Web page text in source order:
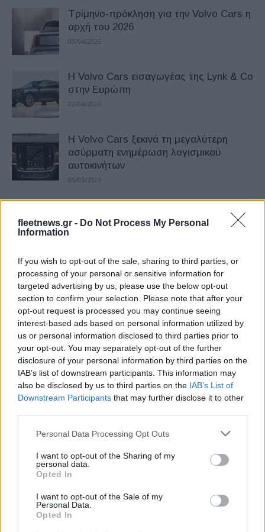
fleetnews.gr - Do Not Process My Personal
Information
If you wish to opt-out of the sale, sharing to third parties, or
processing of your personal or sensitive information for
targeted advertising by us, please use the below opt-out
section to confirm your selection. Please note that after your
opt-out request is processed you may continue seeing
interest-based ads based on personal information utilized by
us or personal information disclosed to third parties prior to
your opt-out. You may separately opt-out of the further
disclosure of your personal information by third parties on the
IAB’s list of downstream participants. This information may
also be disclosed by us to third parties on the IAB’s List of
Downstream Participants that may further disclose it to other
Please note that this website/app uses one or more Google
not limited to your visit or usage behaviour. You may click to
grant or deny consent to Google and its third-party tags to
use your data for below specified purposes in below Google
consent section.
Personal Data Processing Opt Outs
I want to opt-out of the Sharing of my
personal data.
Opted In
I want to opt-out of the Sale of my
Personal Data.
Opted In
Τρίμηνο-πρόκληση για την Volvo Cars η
αρχή του 2026
09/04/2026
Η Volvo Cars εισαγωγέας της Lynk & Co
στην Ευρώπη
02/04/2026
Η Volvo Cars ξεκινά τη μεγαλύτερη
ασύρματη ενημέρωση λογισμικού
αυτοκινήτων
05/03/2026
Volvo Cars: Θετικό πρόσημο πωλήσεων
τον Δεκέμβριο, αλλά στο -7% το 2025
12/01/2026
Volvo Cars Hellas – Αλέξανδρος
Κωστήρογλου: Πρέπει να καταρριφθούν
οι μύθοι για το ηλεκτρικό...
19/11/2025
Volvo Cars: Πρωτοβουλία δωρεάν
οικιακής φόρτισης – Πρώτα στη Σουηδία
και μετά σε άλλες...
23/10/2025
Volvo Cars: 4 εκατ. αυτοκίνητα στην
αρχιτεκτονική SPA
Volvo Cars: Ξεκίνησε η παραγωγή του
ES90 – Στην Τσενγκντού της Κίνας
08/09/2025